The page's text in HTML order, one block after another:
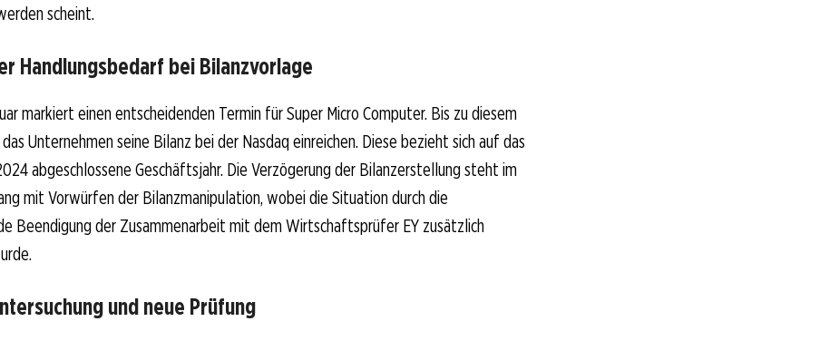
scheint.
Handlungsbedarf bei Bilanzvorlage
markiert einen entscheidenden Termin für Super Micro Computer. Bis zu diesem
Unternehmen seine Bilanz bei der Nasdaq einreichen. Diese bezieht sich auf das
abgeschlossene Geschäftsjahr. Die Verzögerung der Bilanzerstellung steht im
mit Vorwürfen der Bilanzmanipulation, wobei die Situation durch die
Beendigung der Zusammenarbeit mit dem Wirtschaftsprüfer EY zusätzlich
und neue Prüfung